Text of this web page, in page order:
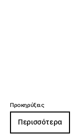
Προκηρύξεις
Περισσότερα